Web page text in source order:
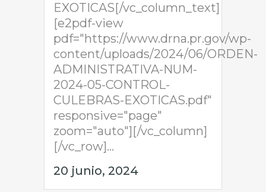
EXOTICAS[/vc_column_text]
[e2pdf-view
pdf="https://www.drna.pr.gov/wp-
content/uploads/2024/06/ORDEN-
ADMINISTRATIVA-NUM-
2024-05-CONTROL-
CULEBRAS-EXOTICAS.pdf"
responsive="page"
zoom="auto"][/vc_column]
[/vc_row]...
20 junio, 2024